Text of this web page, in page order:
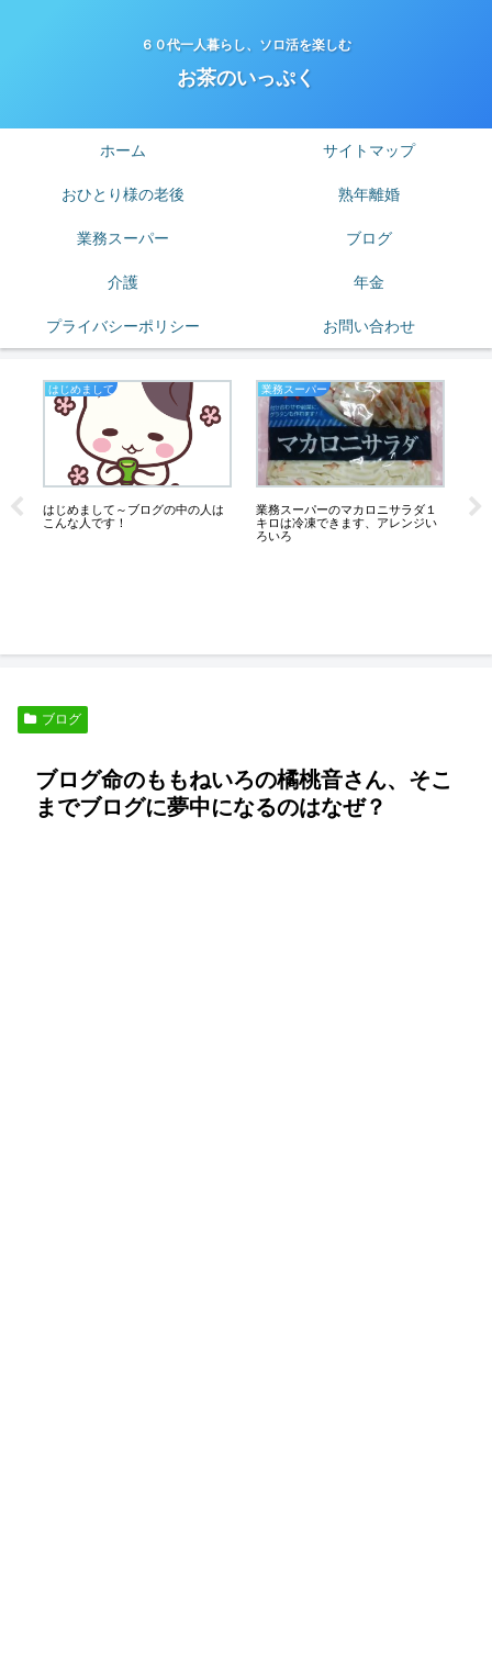
６０代一人暮らし、ソロ活を楽しむ
お茶のいっぷく
ホーム サイトマップ
おひとり様の老後 熟年離婚
業務スーパー ブログ
介護 年金
プライバシーポリシー お問い合わせ
はじめまして
はじめまして～ブログの中の人は
こんな人です！
業務スーパー
業務スーパーのマカロニサラダ１
キロは冷凍できます、アレンジい
ろいろ
ブログ
ブログ命のももねいろの橘桃音さん、そこ
までブログに夢中になるのはなぜ？